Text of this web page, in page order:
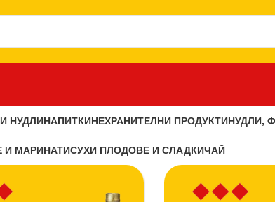
НУДЛИНАПИТКИНЕХРАНИТЕЛНИ ПРОДУКТИНУДЛИ,
И МАРИНАТИСУХИ ПЛОДОВЕ И СЛАДКИЧАЙ